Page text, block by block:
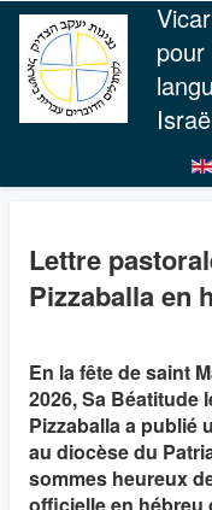
Lettre
Pizzaballa en
En la fête de saint
2026, Sa Béatitude
Pizzaballa a publié
au diocèse du
sommes heureux